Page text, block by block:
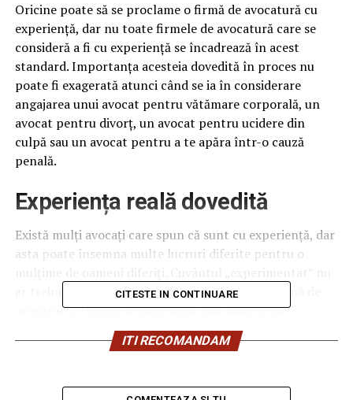
Oricine poate să se proclame o firmă de avocatură cu
experiență, dar nu toate firmele de avocatură care se
consideră a fi cu experiență se încadrează în acest
standard. Importanța acesteia dovedită în proces nu
poate fi exagerată atunci când se ia în considerare
angajarea unui avocat pentru vătămare corporală, un
avocat pentru divorț, un avocat pentru ucidere din
culpă sau un avocat pentru a te apăra într-o cauză
penală.
Experiența reală dovedită
Există mulți avocați care spun că sunt cu experiență, dar
asta poate însemna multe lucruri diferite pentru o
ar trebui să te facă automat să alegi o anume firmă de
avocatură. Trebuie să sapi puțin mai adânc și să te
asiguri că ai de-a face cu un avocat care are rezultate
reale ale cazurilor și succese dovedite la proces. Dacă un
cazurilor, experiența și istoricul proceselor, ar trebui să
CITESTE IN CONTINUARE
ITI RECOMANDAM